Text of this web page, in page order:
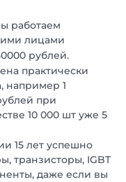
работаем
лицами
рублей.
практически
например 1
при
10 000 шт уже 5
15 лет успешно
транзисторы, IGBT
даже если вы